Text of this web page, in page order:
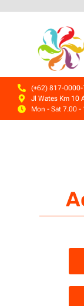
(+62) 817-
Jl Wates Km 10
Mon - Sat 7.00 -